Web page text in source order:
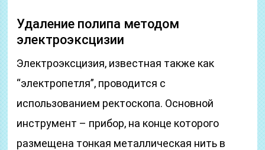
Удаление полипа методом
электроэксцизии
Электроэксцизия, известная также как
“электропетля”, проводится с
использованием ректоскопа. Основной
инструмент – прибор, на конце которого
размещена тонкая металлическая нить в